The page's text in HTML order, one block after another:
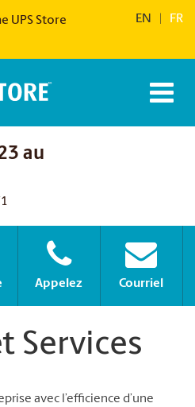
UPS Store
EN FR
au
Appelez Courriel
Services
avec l’efficience d’une